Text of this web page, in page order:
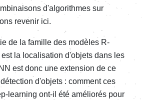
d'algorithmes sur
revenir ici.
de la famille des modèles R-
la localisation d'objets dans les
est donc une extension de ce
d'objets : comment ces
learning ont-il été améliorés pour